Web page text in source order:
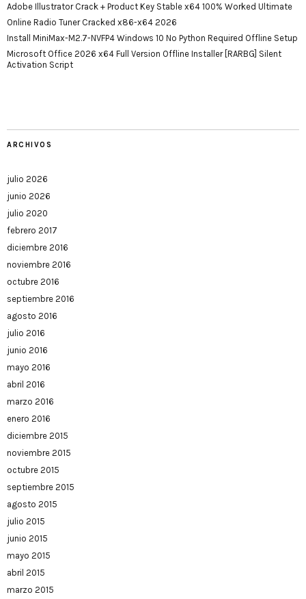
Adobe Illustrator Crack + Product Key Stable x64 100% Worked Ultimate
Online Radio Tuner Cracked x86-x64 2026
Install MiniMax-M2.7-NVFP4 Windows 10 No Python Required Offline Setup
Microsoft Office 2026 x64 Full Version Offline Installer [RARBG] Silent
Activation Script
ARCHIVOS
julio 2026
junio 2026
julio 2020
febrero 2017
diciembre 2016
noviembre 2016
octubre 2016
septiembre 2016
agosto 2016
julio 2016
junio 2016
mayo 2016
abril 2016
marzo 2016
enero 2016
diciembre 2015
noviembre 2015
octubre 2015
septiembre 2015
agosto 2015
julio 2015
junio 2015
mayo 2015
abril 2015
marzo 2015